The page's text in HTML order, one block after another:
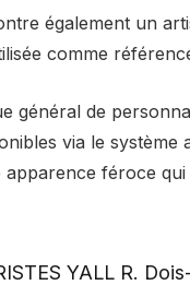
également un
comme
général de
via le
féroce
YALL R.